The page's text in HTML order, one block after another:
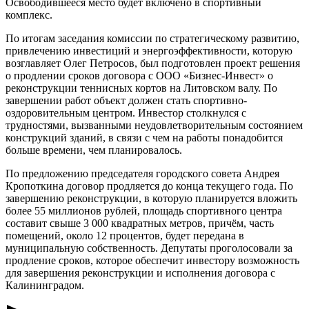
комплекс.
По итогам заседания комиссии по стратегическому развитию,
привлечению инвестиций и энергоэффективности, которую
возглавляет Олег Петросов, был подготовлен проект решения
о продлении сроков договора с ООО «Бизнес-Инвест» о
реконструкции теннисных кортов на Литовском валу. По
завершении работ объект должен стать спортивно-
оздоровительным центром. Инвестор столкнулся с
трудностями, вызванными неудовлетворительным состоянием
конструкций зданий, в связи с чем на работы понадобится
больше времени, чем планировалось.
По предложению председателя городского совета Андрея
Кропоткина договор продляется до конца текущего года. По
завершению реконструкции, в которую планируется вложить
более 55 миллионов рублей, площадь спортивного центра
составит свыше 3 000 квадратных метров, причём, часть
помещений, около 12 процентов, будет передана в
муниципальную собственность. Депутаты проголосовали за
продление сроков, которое обеспечит инвестору возможность
для завершения реконструкции и исполнения договора с
Калининградом.